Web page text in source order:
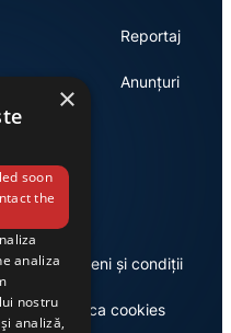
Reportaj
Anunțuri
Termeni și condiții
Politica cookies
×
soon
the
analiza
nostru
analiză,